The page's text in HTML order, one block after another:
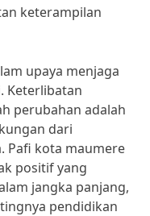
keterampilan
upaya menjaga
Keterlibatan
perubahan adalah
dari
Pafi kota maumere
positif yang
jangka panjang,
pendidikan